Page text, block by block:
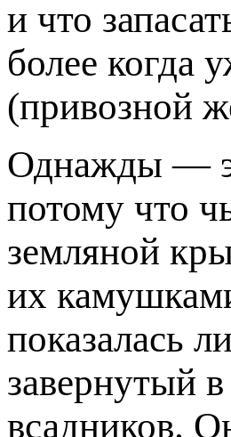
и что
более когда
(привозной
Однажды —
потому что
земляной
их
показалась
завернутый
всадников.